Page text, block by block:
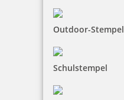
Outdoor-Stempel
Schulstempel